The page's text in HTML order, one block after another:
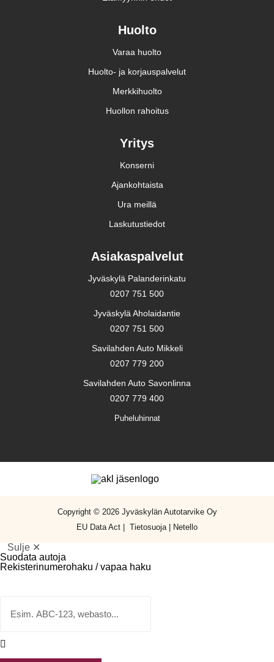
Huolto
Varaa huolto
Huolto- ja korjauspalvelut
Merkkihuolto
Huollon rahoitus
Yritys
Konserni
Ajankohtaista
Ura meillä
Laskutustiedot
Asiakaspalvelut
Jyväskylä Palanderinkatu
0207 751 500
Jyväskylä Aholaidantie
0207 751 500
Savilahden Auto Mikkeli
0207 779 200
Savilahden Auto Savonlinna
0207 779 400
Puheluhinnat
Copyright © 2026 Jyväskylän Autotarvike Oy
EU Data Act
Tietosuoja Netello
Sulje ✕
Suodata autoja
Rekisterinumerohaku / vapaa haku